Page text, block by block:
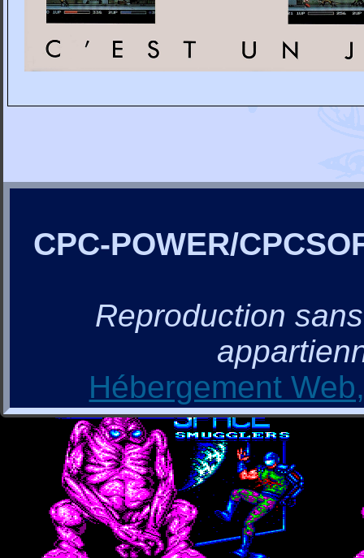
CPC-POWER/
Reproduction
Hébergement